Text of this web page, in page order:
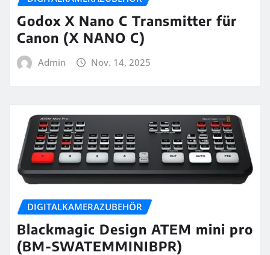
Godox X Nano C Transmitter für
Canon (X NANO C)
Admin Nov. 14, 2025
DIGITALKAMERAZUBEHÖR
Blackmagic Design ATEM mini pro
(BM-SWATEMMINIBPR)